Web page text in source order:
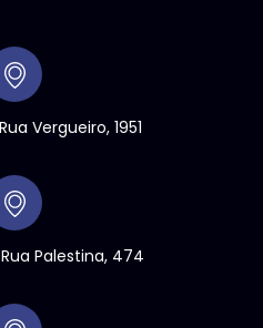
Vergueiro, 1951
Palestina, 474